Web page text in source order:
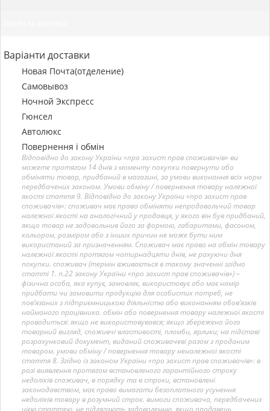
Варіанти доставки
Новая Почта(отделение)
Самовывоз
Ночной Экспресс
Гюнсел
Автолюкс
Повернення і обмін
Відповідно до закону України «про захист прав споживачів» ви
можете протягом 14 днів з моменту покупки повернути або
обміняти товар, придбаний в магазині, за умови виконання всіх норм
передбачених законом. Умови обміну / повернення товару належної
якості стаття 9. Відповідно до закону України «про захист прав
споживачів»: споживач має право обміняти непродовольчий товар
належної якості на аналогічний у продавця, у якого він був придбаний,
якщо товар не задовольнив його за формою, габаритами, фасоном,
кольором, розміром або з інших причин не може бути ним
використаний за призначенням. Споживач має право на обмін товару
належної якості протягом чотирнадцяти днів, не рахуючи дня
покупки. споживач (термін вживається в такому значенні згідно
статті 1. п.22 закону України «про захист прав споживачів») –
фізична особа, яка купує, замовляє, використовує або має намір
придбати чи замовити продукцію для особистих потреб, не
пов’язаних з підприємницькою діяльністю або виконанням обов’язків
найманого працівника. обмін або повернення товару належної якості
провадиться: якщо не використовувався; якщо збережено його
товарний вигляд, споживчі властивості, пломби, ярлики; на підставі
розрахунковий документ, виданий споживачеві разом з проданим
товаром. умови обміну / повернення товару неналежної якості
стаття 8. Згідно із законом України «про захист прав споживачів»: в
разі виявлення протягом встановленого гарантійного строку
недоліків споживач, в порядку та в строки, встановлені
законодавством, має право вимагати безоплатного усунення
недоліків товару в розумний строк. вимоги споживача, передбачених
цією статтею, не підлягають задоволенню, якщо продавець,